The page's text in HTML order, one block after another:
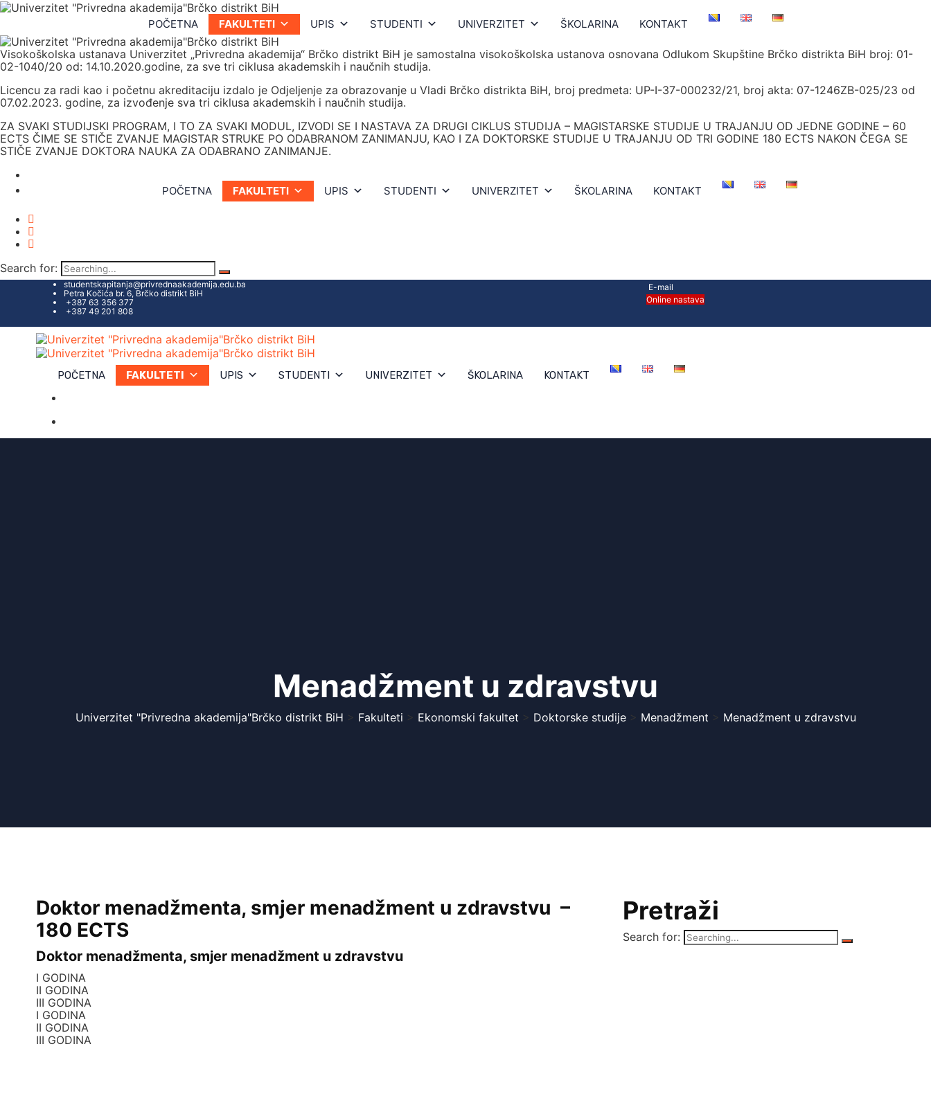
POČETNA FAKULTETI UPIS STUDENTI UNIVERZITET ŠKOLARINA KONTAKT
Visokoškolska ustanava Univerzitet „Privredna akademija“ Brčko distrikt BiH je samostalna visokoškolska ustanova osnovana Odlukom Skupštine Brčko distrikta BiH broj: 01-
02-1040/20 od: 14.10.2020.godine, za sve tri ciklusa akademskih i naučnih studija.
Licencu za radi kao i početnu akreditaciju izdalo je Odjeljenje za obrazovanje u Vladi Brčko distrikta BiH, broj predmeta: UP-I-37-000232/21, broj akta: 07-1246ZB-025/23 od
07.02.2023. godine, za izvođenje sva tri ciklusa akademskih i naučnih studija.
ZA SVAKI STUDIJSKI PROGRAM, I TO ZA SVAKI MODUL, IZVODI SE I NASTAVA ZA DRUGI CIKLUS STUDIJA – MAGISTARSKE STUDIJE U TRAJANJU OD JEDNE GODINE – 60
ECTS ČIME SE STIČE ZVANJE MAGISTAR STRUKE PO ODABRANOM ZANIMANJU, KAO I ZA DOKTORSKE STUDIJE U TRAJANJU OD TRI GODINE 180 ECTS NAKON ČEGA SE
STIČE ZVANJE DOKTORA NAUKA ZA ODABRANO ZANIMANJE.
POČETNA FAKULTETI UPIS STUDENTI UNIVERZITET ŠKOLARINA KONTAKT
Search for:
studentskapitanja@privrednaakademija.edu.ba
Petra Kočića br. 6, Brčko distrikt BiH
+387 63 356 377
+387 49 201 808
E-mail
Online nastava
POČETNA FAKULTETI UPIS STUDENTI UNIVERZITET ŠKOLARINA KONTAKT
Menadžment u zdravstvu
Univerzitet "Privredna akademija"Brčko distrikt BiH > Fakulteti > Ekonomski fakultet > Doktorske studije> Menadžment > Menadžment u zdravstvu
Doktor menadžmenta, smjer menadžment u zdravstvu –
180 ECTS
Doktor menadžmenta, smjer menadžment u zdravstvu
I GODINA
II GODINA
III GODINA
I GODINA
II GODINA
III GODINA
Pretraži
Search for: